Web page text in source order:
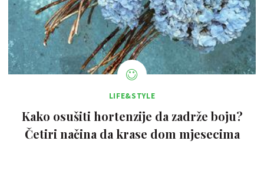
LIFE&STYLE
Kako osušiti hortenzije da zadrže boju?
Četiri načina da krase dom mjesecima